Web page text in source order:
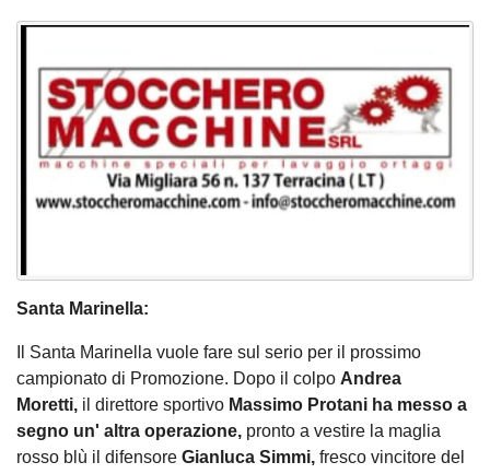
Santa Marinella:
Il Santa Marinella vuole fare sul serio per il prossimo
campionato di Promozione. Dopo il colpo Andrea
Moretti, il direttore sportivo Massimo Protani ha messo a
segno un' altra operazione, pronto a vestire la maglia
rosso blù il difensore Gianluca Simmi, fresco vincitore del